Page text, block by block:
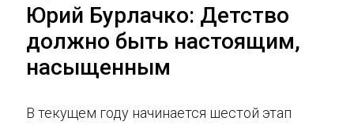
Юрий Бурлачко: Детство
должно быть настоящим,
насыщенным
В текущем году начинается шестой этап